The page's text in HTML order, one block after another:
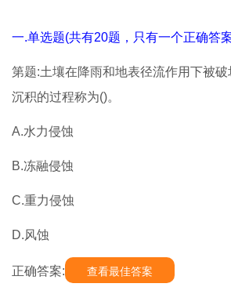
一.单选题(共有20题，只有一个正确答
第题:土壤在降雨和地表径流作用下被
沉积的过程称为()。
A.水力侵蚀
B.冻融侵蚀
C.重力侵蚀
D.风蚀
正确答案: 查看最佳答案